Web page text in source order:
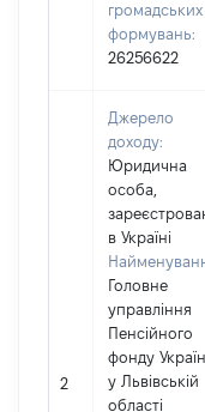
громадських
формувань:
26256622
2
Джерело
доходу:
Юридична
особа,
в Україні
Головне
управління
Пенсійного
фонду
у Львівській
області